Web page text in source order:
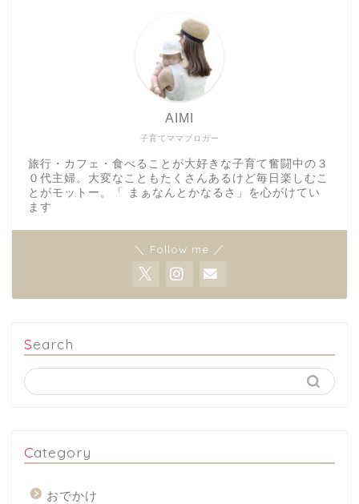
子育てママブロガー
AIMI
旅行・カフェ・食べることが大好きな子育て奮闘中の３
０代主婦。大変なこともたくさんあるけど毎日楽しむこ
とがモットー。「 まぁなんとかなるさ」を心がけてい
ます
＼ Follow me ／
Search
Category
おでかけ